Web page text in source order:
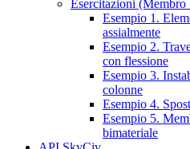
Esercitazioni
Esempio 1.
assialmente
Esempio 2.
con flessione
Esempio 3.
colonne
Esempio 4.
Esempio 5.
bimateriale